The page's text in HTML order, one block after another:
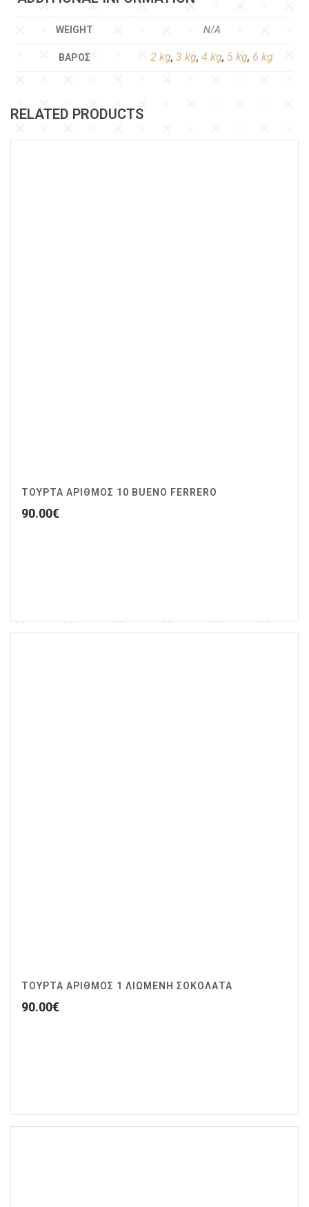
WEIGHT N/A
ΒΆΡΟΣ 2 kg, 3 kg, 4 kg, 5 kg, 6 kg
RELATED PRODUCTS
ΤΟΥΡΤΑ ΑΡΙΘΜΟΣ 10 BUENO FERRERO
90.00€
ΤΟΥΡΤΑ ΑΡΙΘΜΟΣ 1 ΛΙΩΜΕΝΗ ΣΟΚΟΛΑΤΑ
90.00€